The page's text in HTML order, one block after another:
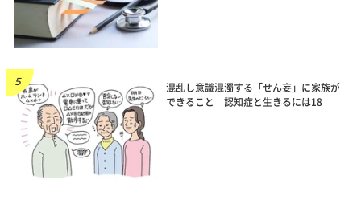
混乱し意識混濁する「せん妄」に家族が
できること 認知症と生きるには18